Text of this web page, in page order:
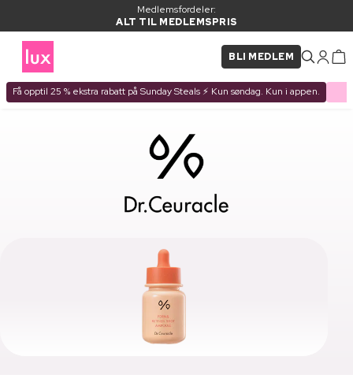
Medlemsfordeler:
ALT TIL MEDLEMSPRIS
BLI MEDLEM
Få opptil 25 % ekstra rabatt på Sunday Steals ⚡ Kun søndag. Kun i appen.